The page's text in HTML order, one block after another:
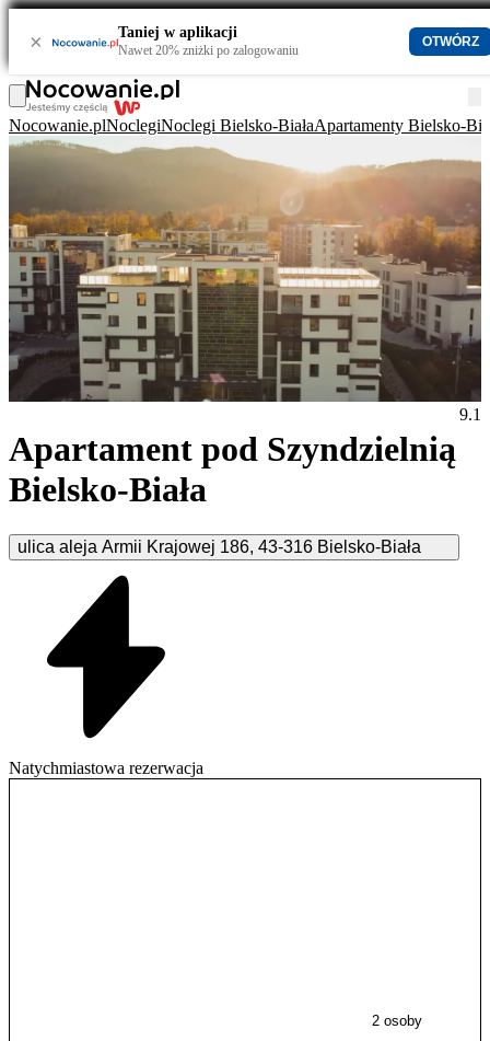
× Taniej w aplikacji
Nawet 20% zniżki po zalogowaniu
OTWÓRZ
Nocowanie.plNoclegiNoclegi Bielsko-BiałaApartamenty Bielsko-
Apartament pod Szyndzielnią
Bielsko-Biała
ulica aleja Armii Krajowej 186, 43-316 Bielsko-Biała
9.1
Natychmiastowa rezerwacja
2 osoby